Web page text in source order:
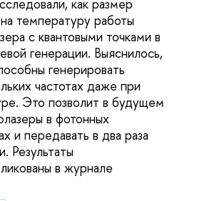
как размер
температуру работы
с квантовыми точками в
генерации. Выяснилось,
генерировать
частотах даже при
Это позволит в будущем
в фотонных
и передавать в два раза
Результаты
в журнале